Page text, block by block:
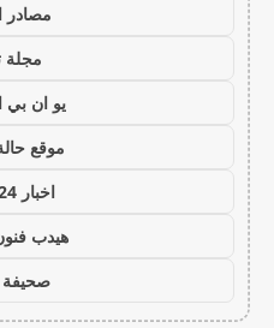
مصادر
مجلة
يو ان بي
موقع
اخبار 24 ساعة
هيدب
صحيفة